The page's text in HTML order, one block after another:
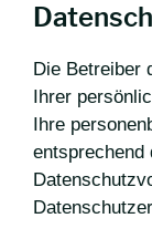
Die Betreiber
Ihrer
Ihre
entsprechend